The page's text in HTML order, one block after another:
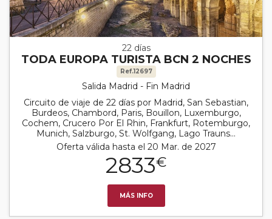
22 días
TODA EUROPA TURISTA BCN 2 NOCHES
Ref.12697
Salida Madrid - Fin Madrid
Circuito de viaje de 22 días por Madrid, San Sebastian,
Burdeos, Chambord, Paris, Bouillon, Luxemburgo,
Cochem, Crucero Por El Rhin, Frankfurt, Rotemburgo,
Munich, Salzburgo, St. Wolfgang, Lago Trauns...
Oferta válida hasta el 20 Mar. de 2027
2833€
MÁS INFO